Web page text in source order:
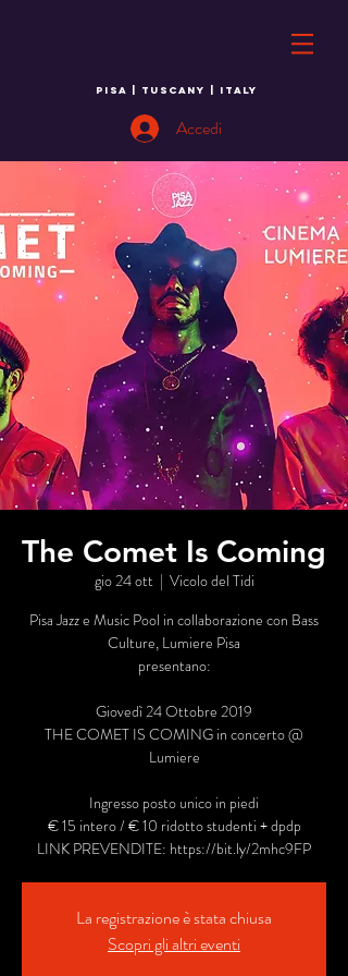
PISA | TUSCANY | ITALY
Accedi
The Comet Is Coming
gio 24 ott
  |
Vicolo del Tidi
Pisa Jazz e Music Pool in collaborazione con Bass
Culture, Lumiere Pisa
presentano:
Giovedì 24 Ottobre 2019
THE COMET IS COMING in concerto @
Lumiere
Ingresso posto unico in piedi
€ 15 intero / € 10 ridotto studenti + dpdp
LINK PREVENDITE: https://bit.ly/2mhc9FP
La registrazione è stata chiusa
Scopri gli altri eventi